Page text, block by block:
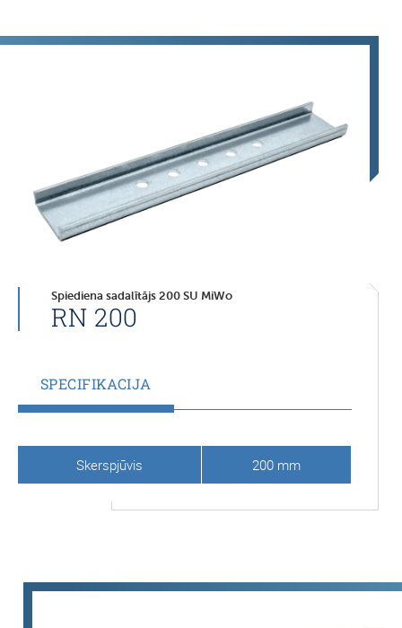
Spiediena sadalītājs 200 SU MiWo
RN 200
SPECIFIKACIJA
Skerspjūvis 200 mm